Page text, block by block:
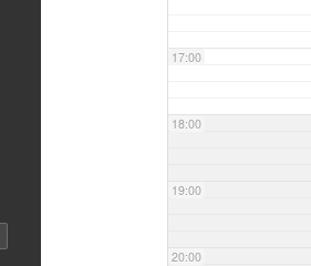
17:00
18:00
19:00
20:00